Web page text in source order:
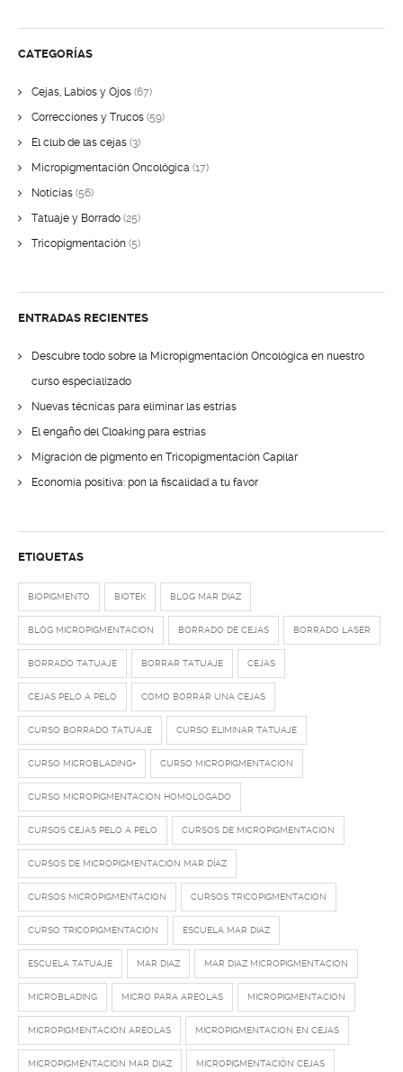
CATEGORÍAS
Cejas, Labios y Ojos (67)
Correcciones y Trucos (59)
El club de las cejas (3)
Micropigmentación Oncológica (17)
Noticias (56)
Tatuaje y Borrado (25)
Tricopigmentación (5)
ENTRADAS RECIENTES
Descubre todo sobre la Micropigmentación Oncológica en nuestro
curso especializado
Nuevas técnicas para eliminar las estrías
El engaño del Cloaking para estrías
Migración de pigmento en Tricopigmentación Capilar
Economía positiva: pon la fiscalidad a tu favor
ETIQUETAS
BIOPIGMENTO BIOTEK BLOG MAR DIAZ
BLOG MICROPIGMENTACION BORRADO DE CEJAS BORRADO LASER
BORRADO TATUAJE BORRAR TATUAJE CEJAS
CEJAS PELO A PELO COMO BORRAR UNA CEJAS
CURSO BORRADO TATUAJE CURSO ELIMINAR TATUAJE
CURSO MICROBLADING+ CURSO MICROPIGMENTACION
CURSO MICROPIGMENTACION HOMOLOGADO
CURSOS CEJAS PELO A PELO CURSOS DE MICROPIGMENTACION
CURSOS DE MICROPIGMENTACIÓN MAR DÍAZ
CURSOS MICROPIGMENTACION CURSOS TRICOPIGMENTACION
CURSO TRICOPIGMENTACIÓN ESCUELA MAR DIAZ
ESCUELA TATUAJE MAR DIAZ MAR DIAZ MICROPIGMENTACION
MICROBLADING MICRO PARA AREOLAS MICROPIGMENTACION
MICROPIGMENTACION AREOLAS MICROPIGMENTACION EN CEJAS
MICROPIGMENTACION MAR DIAZ MICROPIGMENTACIÓN CEJAS